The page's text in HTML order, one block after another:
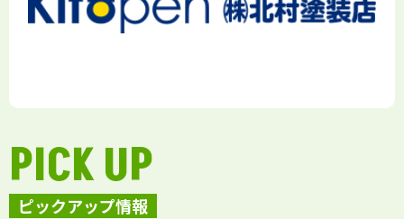
ピックアップ情報
PICK UP